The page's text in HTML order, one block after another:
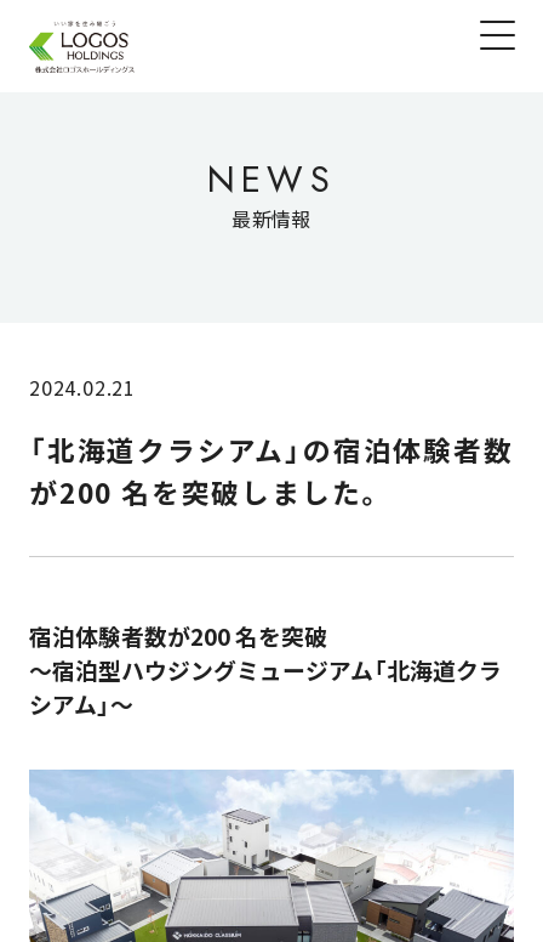
NEWS
最新情報
2024.02.21
「北海道クラシアム」の宿泊体験者数
が200 名を突破しました。
宿泊体験者数が200 名を突破
～宿泊型ハウジングミュージアム「北海道クラ
シアム」～